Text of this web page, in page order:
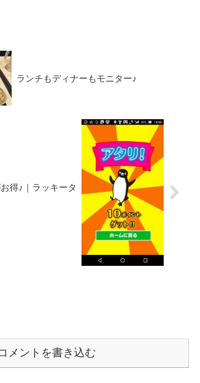
ランチもディナーもモニター♪
得♪｜ラッキータ
メントを書き込む